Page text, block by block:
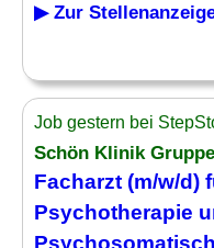
▶ Zur
Job gestern bei
Schön Klinik Gruppe
Facharzt (m/w/d)
Psychotherapie